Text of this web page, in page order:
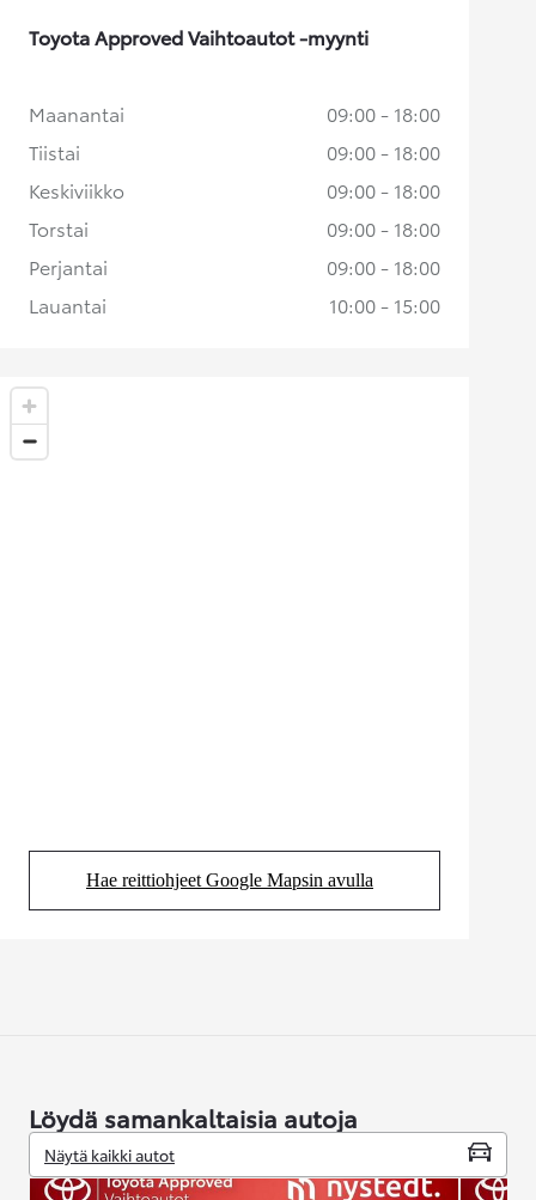
Hae reittiohjeet Google Mapsin avulla
(Aukeaa uudessa välilehdessä)
Toyota Approved Vaihtoautot -myynti
Maanantai
09:00 - 18:00
Tiistai
09:00 - 18:00
Keskiviikko
09:00 - 18:00
Torstai
09:00 - 18:00
Perjantai
09:00 - 18:00
Lauantai
10:00 - 15:00
Löydä samankaltaisia autoja
Näytä kaikki autot